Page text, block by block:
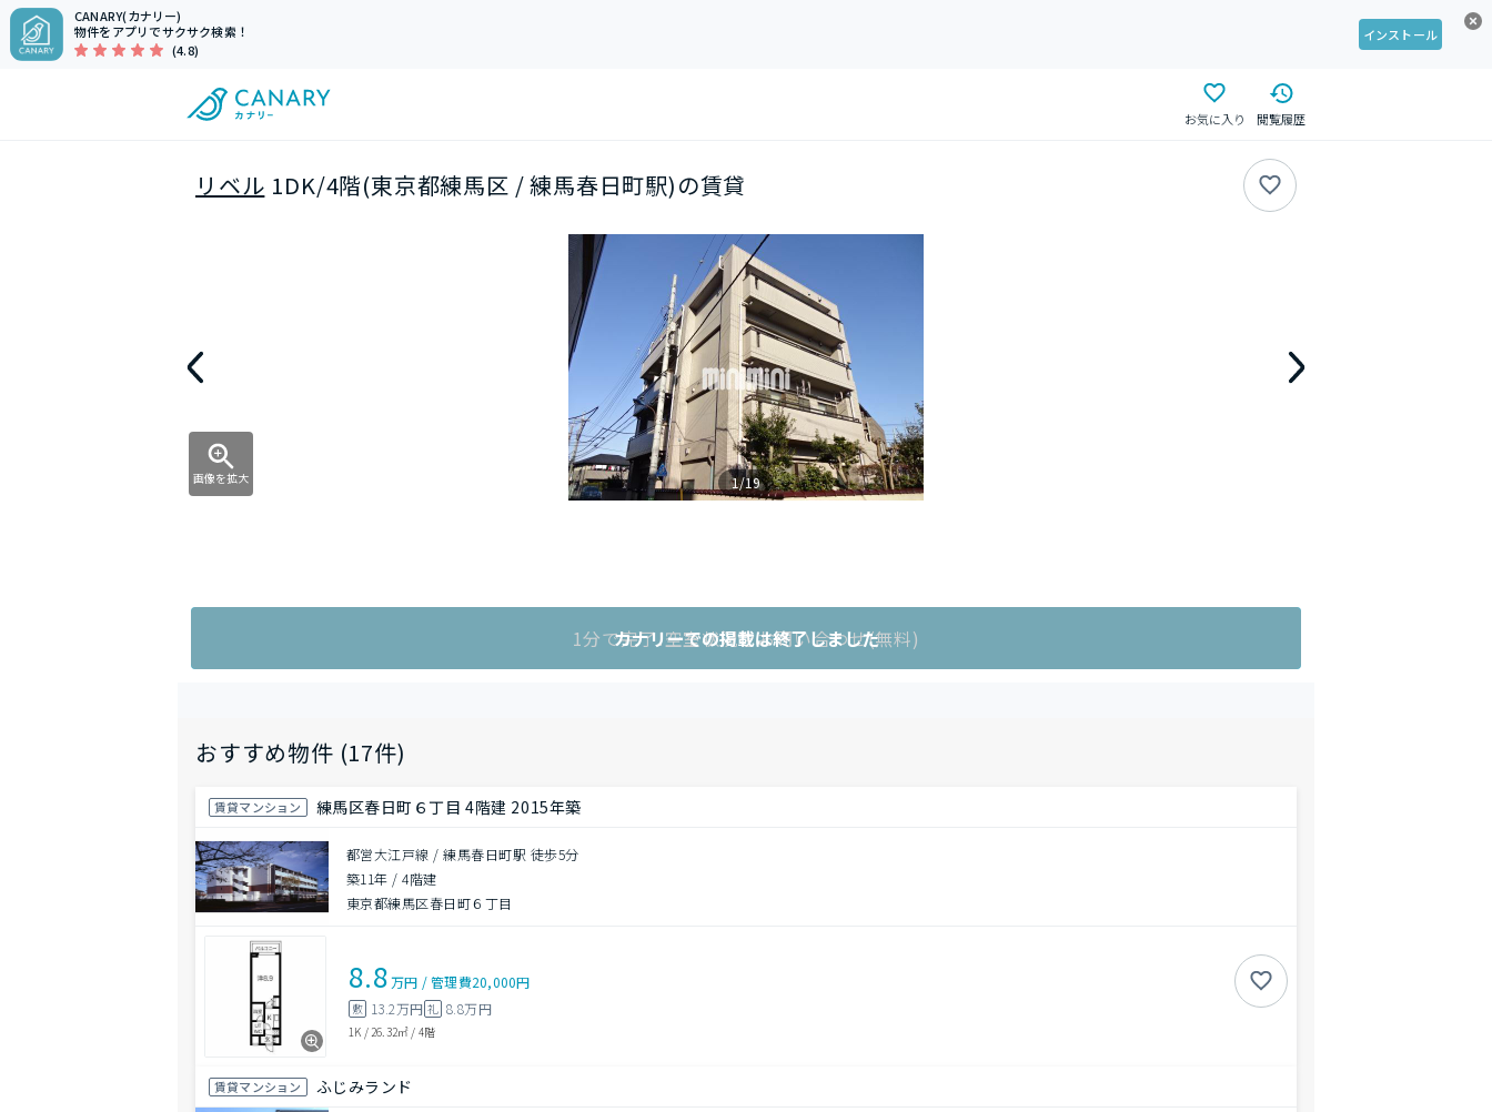
CANARY(カナリー)
物件をアプリでサクサク検索！
(4.8)
インストール
お気に入り 閲覧履歴
リベル 1DK/4階(東京都練馬区 / 練馬春日町駅)の賃貸
画像を拡大 1/19
1分で完了!空室状況をお問い合わせ(無料)
カナリーでの掲載は終了しました
おすすめ物件 (17件)
賃貸マンション 練馬区春日町６丁目 4階建 2015年築
都営大江戸線 / 練馬春日町駅 徒歩5分
築11年 /4階建
東京都練馬区春日町６丁目
8.8万円 /管理費20,000円
敷 13.2万円 礼 8.8万円
1K / 26.32㎡ / 4階
賃貸マンション ふじみランド